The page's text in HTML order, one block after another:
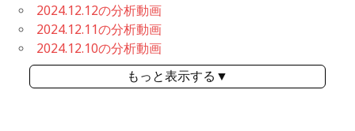
2024.12.12の分析動画
2024.12.11の分析動画
2024.12.10の分析動画
もっと表示する▼